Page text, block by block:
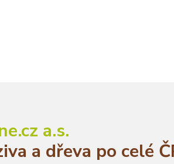
a.s.
a dřeva po celé